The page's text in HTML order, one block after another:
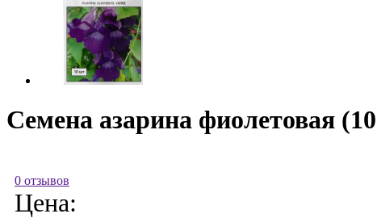
Семена азарина фиолетовая
0 отзывов
Цена: